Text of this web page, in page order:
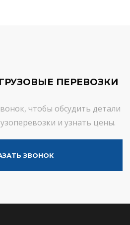
ПЕРЕВОЗКИ
чтобы обсудить детали
и узнать цены.
ЗВОНОК